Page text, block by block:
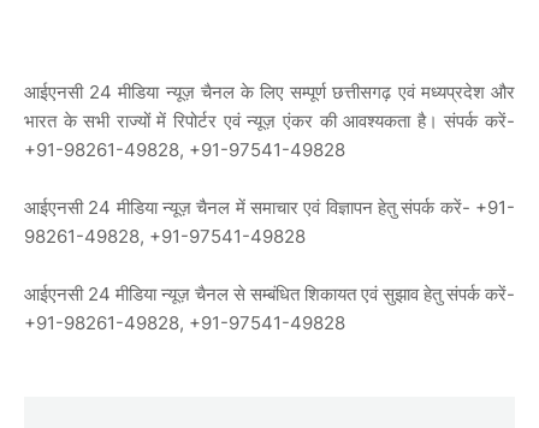
आईएनसी 24 मीडिया न्यूज़ चैनल के लिए सम्पूर्ण छत्तीसगढ़ एवं मध्यप्रदेश और
भारत के सभी राज्यों में रिपोर्टर एवं न्यूज़ एंकर की आवश्यकता है। संपर्क करें-
+91-98261-49828, +91-97541-49828
आईएनसी 24 मीडिया न्यूज़ चैनल में समाचार एवं विज्ञापन हेतु संपर्क करें- +91-
98261-49828, +91-97541-49828
आईएनसी 24 मीडिया न्यूज़ चैनल से सम्बंधित शिकायत एवं सुझाव हेतु संपर्क करें-
+91-98261-49828, +91-97541-49828